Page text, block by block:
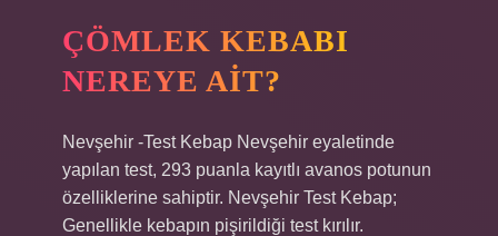
ÇÖMLEK KEBABI
NEREYE AIT?
Nevşehir -Test Kebap Nevşehir eyaletinde
yapılan test, 293 puanla kayıtlı avanos potunun
özelliklerine sahiptir. Nevşehir Test Kebap;
Genellikle kebapın pişirildiği test kırılır.